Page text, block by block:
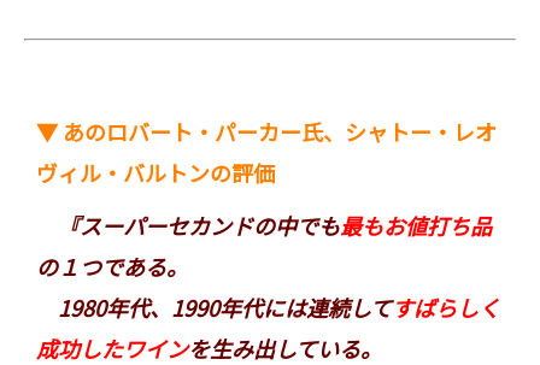
▼ あのロバート・パーカー氏、シャトー・レオ
ヴィル・バルトンの評価
『スーパーセカンドの中でも最もお値打ち品
の１つである。
1980年代、1990年代には連続してすばらしく
成功したワインを生み出している。